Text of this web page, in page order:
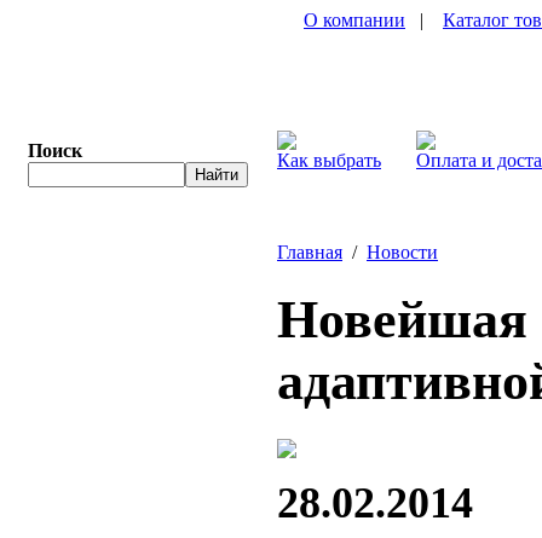
Поиск
О компании | Каталог
Как выбрать Оплата и
Главная / Новости
Новейшая
28.02.2014